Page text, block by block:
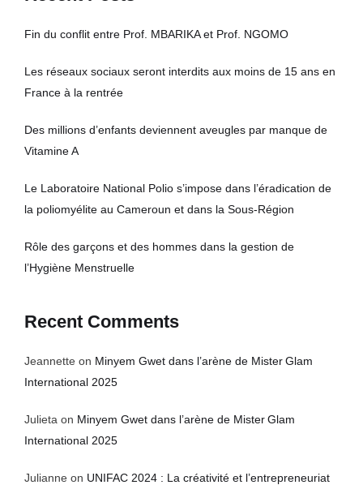
Fin du conflit entre Prof. MBARIKA et Prof. NGOMO
Les réseaux sociaux seront interdits aux moins de 15 ans en
France à la rentrée
Des millions d’enfants deviennent aveugles par manque de
Vitamine A
Le Laboratoire National Polio s’impose dans l’éradication de
la poliomyélite au Cameroun et dans la Sous-Région
Rôle des garçons et des hommes dans la gestion de
l’Hygiène Menstruelle
Recent Comments
Jeannette on Minyem Gwet dans l’arène de Mister Glam
International 2025
Julieta on Minyem Gwet dans l’arène de Mister Glam
International 2025
Julianne on UNIFAC 2024 : La créativité et l’entrepreneuriat